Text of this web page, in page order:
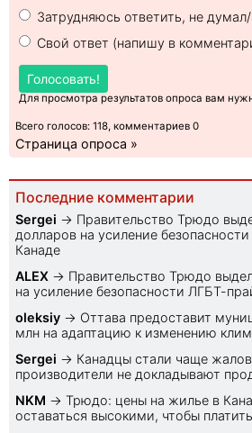
Затрудняюсь ответить, не
Свой ответ (напишу в
Голосовать!
Для просмотра результатов опроса вам
Всего голосов: 118, комментариев 0
Страница опроса »
Последние комментарии
Sеrgei → Правительство Трюдо
долларов на усиление
Канаде
ALEX → Правительство Трюдо
на усиление безопасности ЛГБТ-
oleksiy → Оттава предоставит
млн на адаптацию к изменению
Sеrgei → Канадцы стали чаще
производители не докладывают
NKM → Трюдо: цены на жилье в
оставаться высокими, чтобы